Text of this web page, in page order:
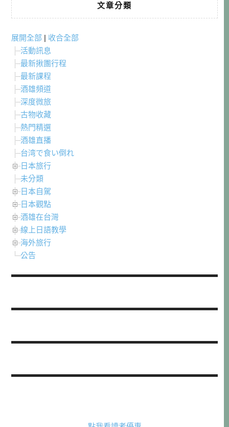
文章分類
展開全部 | 收合全部
活動訊息
最新揪團行程
最新課程
酒雄頻道
深度微旅
古物收藏
熱門精選
酒雄直播
台湾で食い倒れ
日本旅行
未分類
日本自駕
日本觀點
酒雄在台灣
線上日語教學
海外旅行
公告